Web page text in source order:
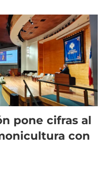
pone cifras al
con